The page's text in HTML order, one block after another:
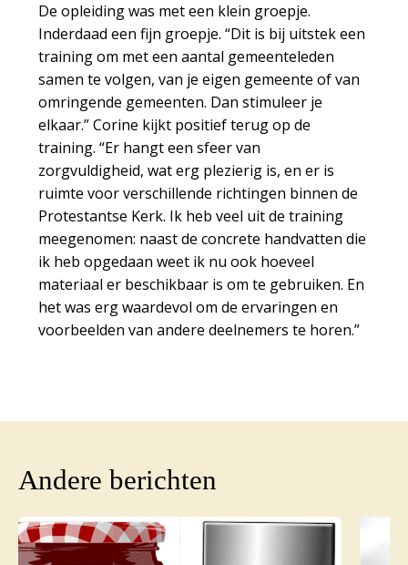
De opleiding was met een klein groepje.
Inderdaad een fijn groepje. “Dit is bij uitstek een
training om met een aantal gemeenteleden
samen te volgen, van je eigen gemeente of van
omringende gemeenten. Dan stimuleer je
elkaar.” Corine kijkt positief terug op de
training. “Er hangt een sfeer van
zorgvuldigheid, wat erg plezierig is, en er is
ruimte voor verschillende richtingen binnen de
Protestantse Kerk. Ik heb veel uit de training
meegenomen: naast de concrete handvatten die
ik heb opgedaan weet ik nu ook hoeveel
materiaal er beschikbaar is om te gebruiken. En
het was erg waardevol om de ervaringen en
voorbeelden van andere deelnemers te horen.”
Andere berichten